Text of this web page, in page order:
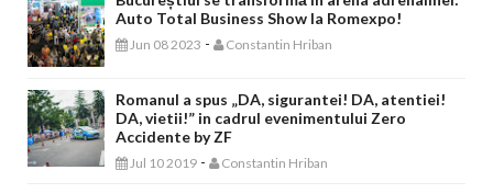
Auto Total Business Show la Romexpo!
Jun 08 2023 - Constantin Hriban
Romanul a spus „DA, sigurantei! DA, atentiei!
DA, vietii!” in cadrul evenimentului Zero
Accidente by ZF
Jul 10 2019 - Constantin Hriban